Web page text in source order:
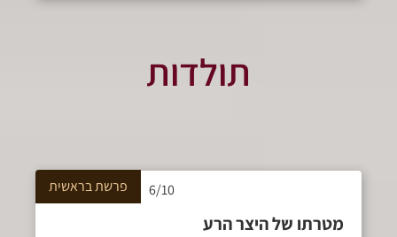
תולדות
6/10 פרשתבראשית
מטרתו של היצר הרע